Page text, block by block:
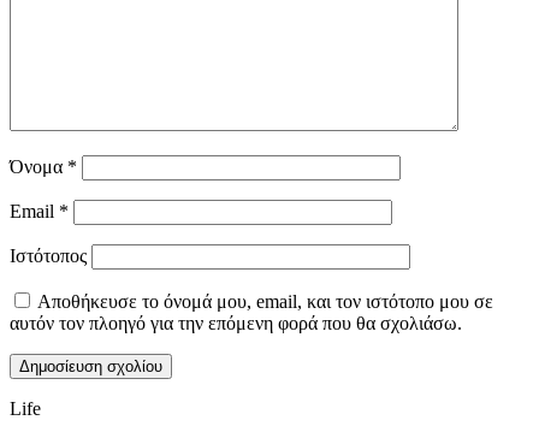
Όνομα *
Email *
Ιστότοπος
Αποθήκευσε το όνομά μου, email, και τον ιστότοπο μου σε
αυτόν τον πλοηγό για την επόμενη φορά που θα σχολιάσω.
Life